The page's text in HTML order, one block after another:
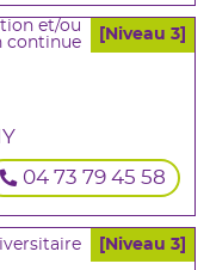
et/ou
continue
[Niveau 3]
04 73 79 45 58
[Niveau 3]